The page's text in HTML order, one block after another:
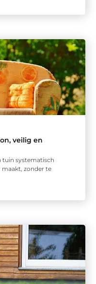
veilig en
tuin systematisch
zonder te